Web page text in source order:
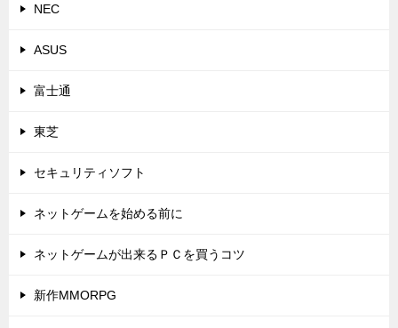
NEC
ASUS
富士通
東芝
セキュリティソフト
ネットゲームを始める前に
ネットゲームが出来るＰＣを買うコツ
新作MMORPG